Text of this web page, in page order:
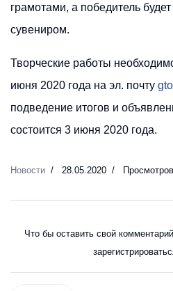
грамотами, а победитель
сувениром.
Творческие работы
июня 2020 года на эл. почту
подведение итогов и
состоится 3 июня 2020 года.
Новости 28.05.2020
Что бы оставить свой